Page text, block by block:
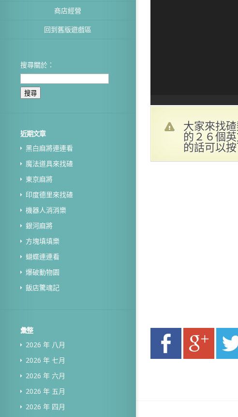
商店經營
回到舊版遊戲區
搜尋關於：
近期文章
黑白麻將連連看
魔法道具來找碴
東京麻將
印度德里來找碴
機器人消消樂
銀河麻將
方塊填填樂
蝴蝶連連看
爆破動物園
飯店驚魂記
彙整
2026 年 八月
2026 年 七月
2026 年 六月
2026 年 五月
2026 年 四月
大家來找
的２６個
的話可以